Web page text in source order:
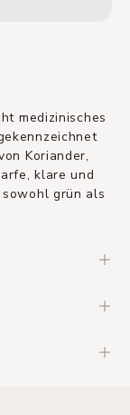
medizinisches
Koriander,
klare und
grün als